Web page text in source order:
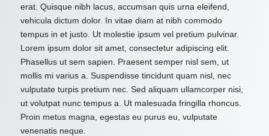
erat. Quisque nibh lacus, accumsan quis urna eleifend,
vehicula dictum dolor. In vitae diam at nibh commodo
tempus in et justo. Ut molestie ipsum vel pretium pulvinar.
Lorem ipsum dolor sit amet, consectetur adipiscing elit.
Phasellus ut sem sapien. Praesent semper nisl sem, ut
mollis mi varius a. Suspendisse tincidunt quam nisl, nec
vulputate turpis pretium nec. Sed aliquam ullamcorper nisi,
ut volutpat nunc tempus a. Ut malesuada fringilla rhoncus.
Proin metus magna, egestas eu purus eu, vulputate
venenatis neque.